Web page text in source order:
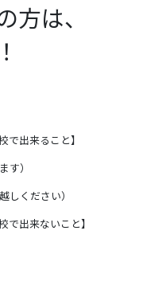
方は、
で出来ること】
す）
しください）
で出来ないこと】